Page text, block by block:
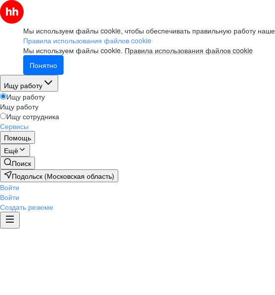
Мы используем файлы cookie, чтобы обеспечивать правильную работу
Правила использования файлов cookie
Мы используем файлы cookie. Правила использования файлов cookie
Понятно
Ищу работу
Ищу работу
Ищу работу
Ищу сотрудника
Сервисы
Помощь
Ещё
Поиск
Подольск (Московская область)
Войти
Войти
Создать резюме